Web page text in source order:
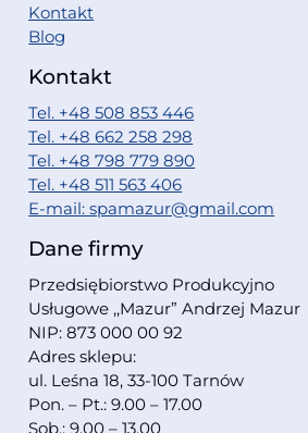
Kontakt
Blog
Kontakt
Tel. +48 508 853 446
Tel. +48 662 258 298
Tel. +48 798 779 890
Tel. +48 511 563 406
E-mail: spamazur@gmail.com
Dane firmy
Przedsiębiorstwo Produkcyjno
Usługowe ,,Mazur” Andrzej Mazur
NIP: 873 000 00 92
Adres sklepu:
ul. Leśna 18, 33-100 Tarnów
Pon. – Pt.: 9.00 – 17.00
Sob.: 9.00 – 13.00